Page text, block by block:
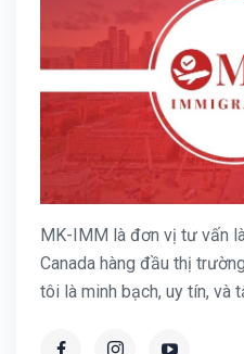
MK-IMM là đơn vị tư vấn
Canada hàng đầu thị
tôi là minh bạch, uy tín, và